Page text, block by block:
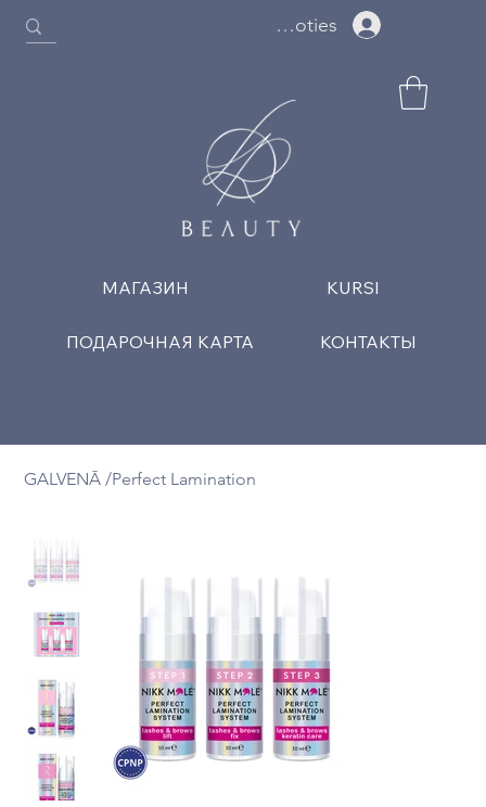
МАГАЗИН KURSI
ПОДАРОЧНАЯ КАРТА КОНТАКТЫ
Ielogoties
GALVENĀ /Perfect Lamination